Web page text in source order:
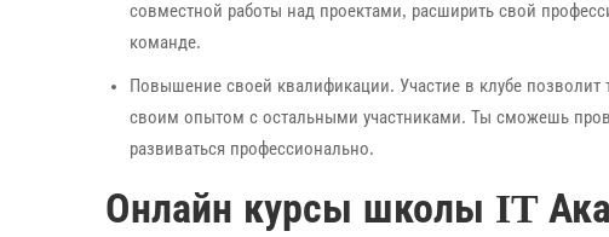
совместной работы над проектами, расширить свой
команде.
Повышение своей квалификации. Участие в клубе позволит
своим опытом с остальными участниками. Ты сможешь
развиваться профессионально.
Онлайн курсы школы IT